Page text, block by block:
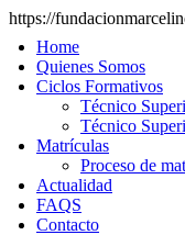
https://
Home
Quienes Somos
Ciclos Formativos
Técnico
Técnico
Matrículas
Proceso de
Actualidad
FAQS
Contacto